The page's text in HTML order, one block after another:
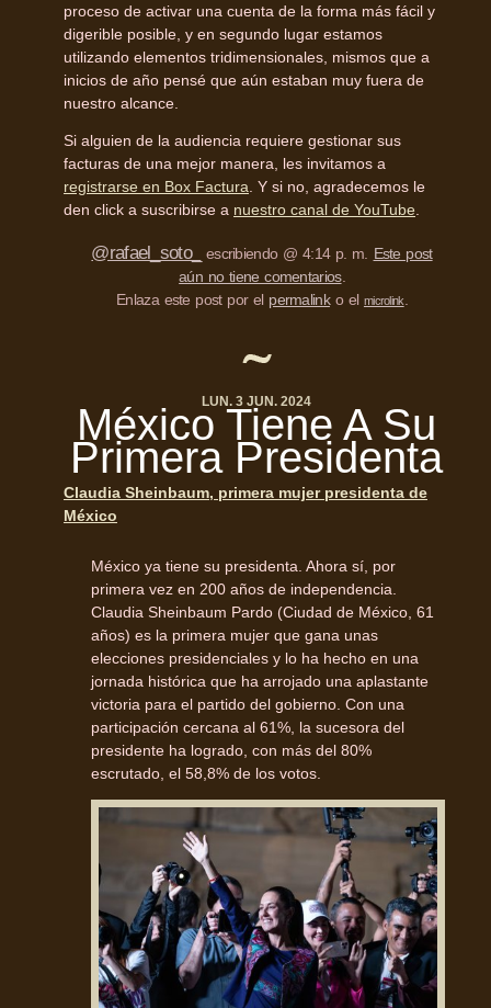
proceso de activar una cuenta de la forma más fácil y
digerible posible, y en segundo lugar estamos
utilizando elementos tridimensionales, mismos que a
inicios de año pensé que aún estaban muy fuera de
nuestro alcance.
Si alguien de la audiencia requiere gestionar sus
facturas de una mejor manera, les invitamos a
registrarse en Box Factura . Y si no, agradecemos le
den click a suscribirse a nuestro canal de YouTube
@rafael_soto_ escribiendo @ 4:14 p. m. Este post
aún no tiene comentarios.
Enlaza este post por el permalinko el microlink
LUN. 3 JUN. 2024
México Tiene A Su
Primera Presidenta
Claudia Sheinbaum, primera mujer presidenta de
México
México ya tiene su presidenta. Ahora sí, por
primera vez en 200 años de independencia.
Claudia Sheinbaum Pardo (Ciudad de México, 61
años) es la primera mujer que gana unas
elecciones presidenciales y lo ha hecho en una
jornada histórica que ha arrojado una aplastante
victoria para el partido del gobierno. Con una
participación cercana al 61%, la sucesora del
presidente ha logrado, con más del 80%
escrutado, el 58,8% de los votos.